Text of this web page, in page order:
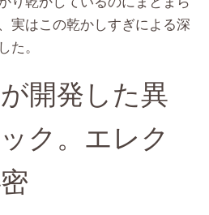
実はこの乾かしすぎによる深
た。
開発した異
ク。エレク